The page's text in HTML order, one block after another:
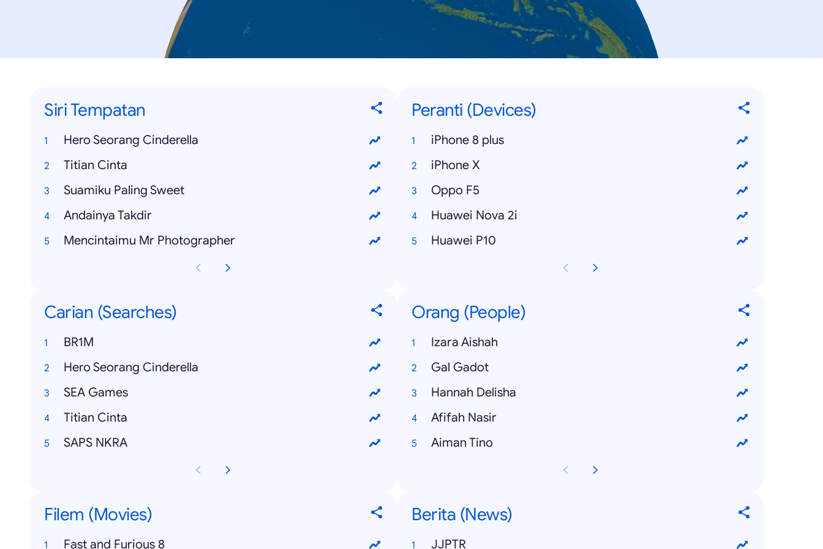
Siri Tempatan
Hero Seorang Cinderella
Titian Cinta
Suamiku Paling Sweet
Andainya Takdir
Mencintaimu Mr Photographer
Peranti (Devices)
iPhone 8 plus
iPhone X
Oppo F5
Huawei Nova 2i
Huawei P10
Carian (Searches)
BR1M
Hero Seorang Cinderella
SEA Games
Titian Cinta
SAPS NKRA
Orang (People)
Izara Aishah
Gal Gadot
Hannah Delisha
Afifah Nasir
Aiman Tino
Filem (Movies)
Fast and Furious 8
Berita (News)
JJPTR